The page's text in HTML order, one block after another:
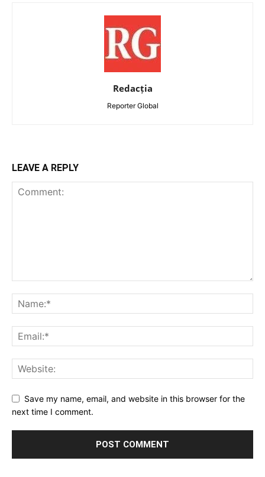
Redacția
Reporter Global
LEAVE A REPLY
Save my name, email, and website in this browser for the
next time I comment.